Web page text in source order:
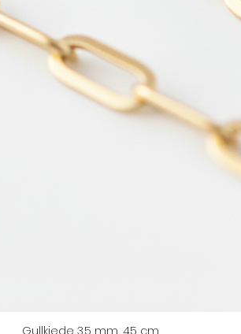
Gullkjede 3.5 mm, 45 cm